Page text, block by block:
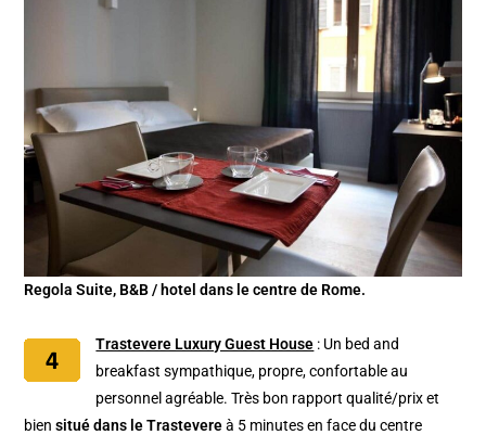
Regola Suite, B&B / hotel dans le centre de Rome.
Trastevere Luxury Guest House : Un bed and
breakfast sympathique, propre, confortable au
personnel agréable. Très bon rapport qualité/prix et
biensitué dans le Trastevereà 5 minutes en face du centre